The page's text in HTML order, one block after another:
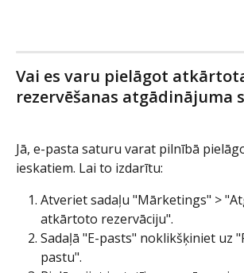
Vai es varu pielāgot
rezervēšanas atgādinājuma
Jā, e-pasta saturu varat pilnībā
ieskatiem. Lai to izdarītu:
Atveriet sadaļu "Mārketings" >
atkārtoto rezervāciju".
Sadaļā "E-pasts" noklikšķiniet uz
pastu".